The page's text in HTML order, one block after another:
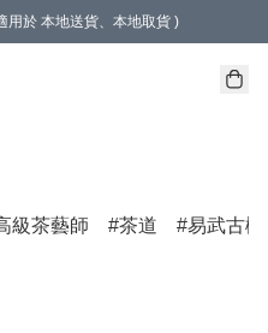
用於 本地送貨、本地取貨 )
級茶藝師 茶道
易武古樹